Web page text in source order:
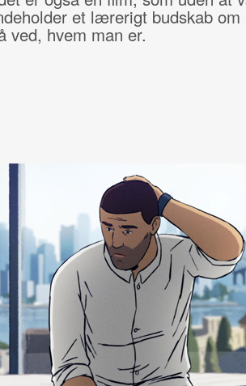
et lærerigt budskab om
ved, hvem man er.